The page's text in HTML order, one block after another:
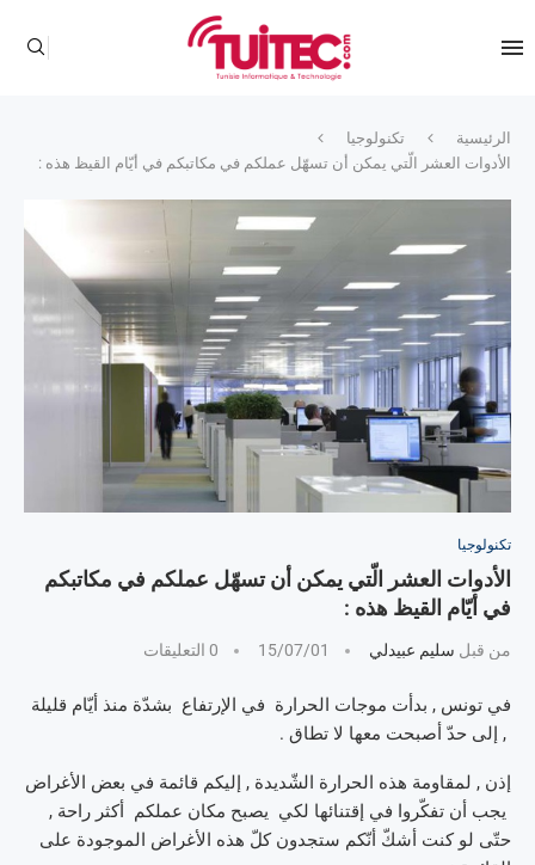
الرئيسية
تكنولوجيا
الأدوات العشر الّتي يمكن أن تسهّل عملكم في مكاتبكم في أيّام القيظ هذه :
تكنولوجيا
الأدوات العشر الّتي يمكن أن تسهّل عملكم في مكاتبكم
في أيّام القيظ هذه :
من قبل سليم عبيدلي 15/07/01 0 التعليقات
في تونس , بدأت موجات الحرارة في الإرتفاع بشدّة منذ أيّام قليلة
, إلى حدّ أصبحت معها لا تطاق .
إذن , لمقاومة هذه الحرارة الشّديدة , إليكم قائمة في بعض الأغراض
يجب أن تفكّروا في إقتنائها لكي يصبح مكان عملكم أكثر راحة ,
حتّى لو كنت أشكّ أنّكم ستجدون كلّ هذه الأغراض الموجودة على